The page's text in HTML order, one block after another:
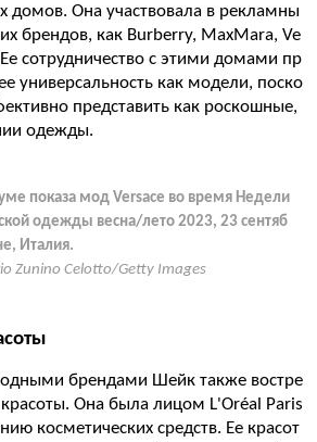
домов. Она участвовала в рекламны
брендов, как Burberry, MaxMara, Ve
сотрудничество с этими домами пр
универсальность как модели, поско
представить как роскошные,
одежды.
показа мод Versace во время Недели
одежды весна/лето 2023, 23 сентяб
Италия.
Zunino Celotto/Getty Images
брендами Шейк также востре
Она была лицом L'Oréal Paris
косметических средств. Ее красот